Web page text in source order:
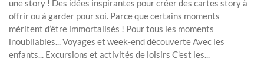
une story ! Des idées inspirantes pour créer des cartes story à
offrir ou à garder pour soi. Parce que certains moments
méritent d’être immortalisés ! Pour tous les moments
inoubliables... Voyages et week-end découverte Avec les
enfants... Excursions et activités de loisirs C'est les...